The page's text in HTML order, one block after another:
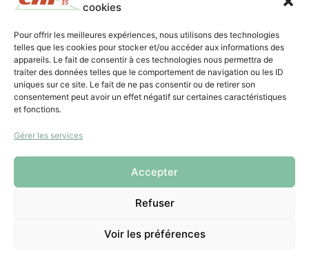
cookies
Pour offrir les meilleures expériences, nous utilisons des technologies
telles que les cookies pour stocker et/ou accéder aux informations des
appareils. Le fait de consentir à ces technologies nous permettra de
traiter des données telles que le comportement de navigation ou les ID
uniques sur ce site. Le fait de ne pas consentir ou de retirer son
consentement peut avoir un effet négatif sur certaines caractéristiques
et fonctions.
Gérer les services
Accepter
Refuser
Voir les préférences